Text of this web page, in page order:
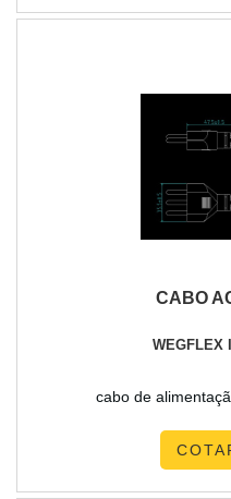
treinamento com
mais buscada na área de
em qualidade, a
itens como
segurança, padrões
qualidade onde são
fecha todo o ciclo de
carteira de clientes.
CABO
WEGFLEX
cabo de